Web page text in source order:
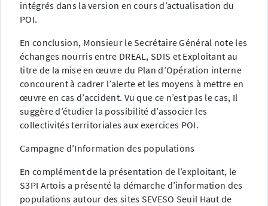
intégrés dans la version en cours d’actualisation du
POI.
En conclusion, Monsieur le Secrétaire Général note les
échanges nourris entre DREAL, SDIS et Exploitant au
titre de la mise en œuvre du Plan d’Opération interne
concourent à cadrer l’alerte et les moyens à mettre en
œuvre en cas d’accident. Vu que ce n’est pas le cas, Il
suggère d’étudier la possibilité d’associer les
collectivités territoriales aux exercices POI.
Campagne d’Information des populations
En complément de la présentation de l’exploitant, le
S3PI Artois a présenté la démarche d’information des
populations autour des sites SEVESO Seuil Haut de